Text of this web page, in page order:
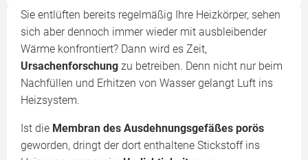
Sie entlüften bereits regelmäßig Ihre Heizkörper, sehen
sich aber dennoch immer wieder mit ausbleibender
Wärme konfrontiert? Dann wird es Zeit,
Ursachenforschung zu betreiben. Denn nicht nur beim
Nachfüllen und Erhitzen von Wasser gelangt Luft ins
Heizsystem.
Ist die Membran des Ausdehnungsgefäßes porös
geworden, dringt der dort enthaltene Stickstoff ins